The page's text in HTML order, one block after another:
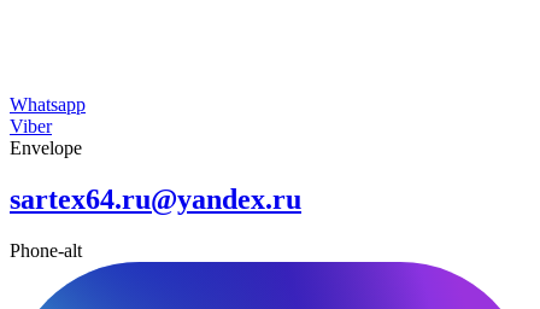
Whatsapp
Viber
Envelope
sartex64.ru@yandex.ru
Phone-alt